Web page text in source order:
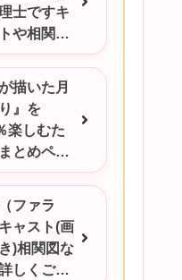
士ですキ
や相関図
すじをご
韓国ドラマ
描いた月
』を
楽しむた
とめペー
ファラ
ャスト(画
)相関図な
しくご紹